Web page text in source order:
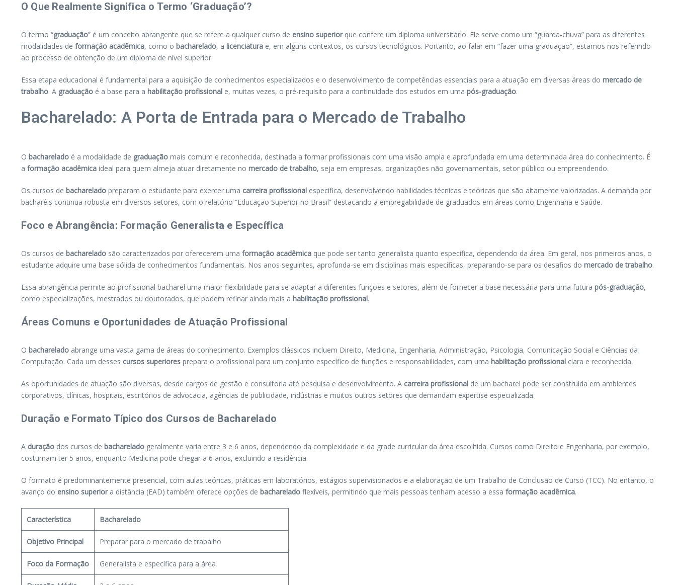
O Que Realmente Significa o Termo ‘Graduação’?
O termo “graduação” é um conceito abrangente que se refere a qualquer curso de ensino superiorque confere um diploma universitário. Ele serve como um “guarda-chuva” para as diferentes
modalidades de formação acadêmica, como o bacharelado, a licenciatura e, em alguns contextos, os cursos tecnológicos. Portanto, ao falar em “fazer uma graduação”, estamos nos referindo
ao processo de obtenção de um diploma de nível superior.
Essa etapa educacional é fundamental para a aquisição de conhecimentos especializados e o desenvolvimento de competências essenciais para a atuação em diversas áreas do mercado de
trabalho. A graduação é a base para a habilitação profissional e, muitas vezes, o pré-requisito para a continuidade dos estudos em uma pós-graduação.
Bacharelado: A Porta de Entrada para o Mercado de Trabalho
O bacharelado é a modalidade de graduação mais comum e reconhecida, destinada a formar profissionais com uma visão ampla e aprofundada em uma determinada área do conhecimento. É
a formação acadêmica ideal para quem almeja atuar diretamente no mercado de trabalho, seja em empresas, organizações não governamentais, setor público ou empreendendo.
Os cursos de bacharelado preparam o estudante para exercer uma carreira profissional específica, desenvolvendo habilidades técnicas e teóricas que são altamente valorizadas. A demanda por
bacharéis continua robusta em diversos setores, com o relatório “Educação Superior no Brasil” destacando a empregabilidade de graduados em áreas como Engenharia e Saúde.
Foco e Abrangência: Formação Generalista e Específica
Os cursos de bacharelado são caracterizados por oferecerem uma formação acadêmica que pode ser tanto generalista quanto específica, dependendo da área. Em geral, nos primeiros anos, o
estudante adquire uma base sólida de conhecimentos fundamentais. Nos anos seguintes, aprofunda-se em disciplinas mais específicas, preparando-se para os desafios do mercado de trabalho.
Essa abrangência permite ao profissional bacharel uma maior flexibilidade para se adaptar a diferentes funções e setores, além de fornecer a base necessária para uma futura pós-graduação,
como especializações, mestrados ou doutorados, que podem refinar ainda mais a habilitação profissional.
Áreas Comuns e Oportunidades de Atuação Profissional
O bacharelado abrange uma vasta gama de áreas do conhecimento. Exemplos clássicos incluem Direito, Medicina, Engenharia, Administração, Psicologia, Comunicação Social e Ciências da
Computação. Cada um desses cursos superiores prepara o profissional para um conjunto específico de funções e responsabilidades, com uma habilitação profissional clara e reconhecida.
As oportunidades de atuação são diversas, desde cargos de gestão e consultoria até pesquisa e desenvolvimento. A carreira profissional de um bacharel pode ser construída em ambientes
corporativos, clínicas, hospitais, escritórios de advocacia, agências de publicidade, indústrias e muitos outros setores que demandam expertise especializada.
Duração e Formato Típico dos Cursos de Bacharelado
A duração dos cursos de bacharelado geralmente varia entre 3 e 6 anos, dependendo da complexidade e da grade curricular da área escolhida. Cursos como Direito e Engenharia, por exemplo,
costumam ter 5 anos, enquanto Medicina pode chegar a 6 anos, excluindo a residência.
O formato é predominantemente presencial, com aulas teóricas, práticas em laboratórios, estágios supervisionados e a elaboração de um Trabalho de Conclusão de Curso (TCC). No entanto, o
avanço do ensino superiora distância (EAD) também oferece opções de bacharelado flexíveis, permitindo que mais pessoas tenham acesso a essa formação acadêmica.
Característica Bacharelado
Objetivo Principal Preparar para o mercado de trabalho
Foco da Formação Generalista e específica para a área